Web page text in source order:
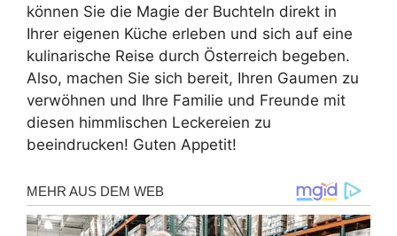
können Sie die Magie der Buchteln direkt in
Ihrer eigenen Küche erleben und sich auf eine
kulinarische Reise durch Österreich begeben.
Also, machen Sie sich bereit, Ihren Gaumen zu
verwöhnen und Ihre Familie und Freunde mit
diesen himmlischen Leckereien zu
beeindrucken! Guten Appetit!